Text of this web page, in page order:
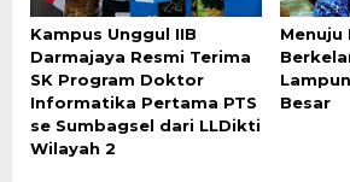
Kampus Unggul IIB
Darmajaya Resmi Terima
SK Program Doktor
Informatika Pertama PTS
se Sumbagsel dari LLDikti
Wilayah 2
Menuju
Besar